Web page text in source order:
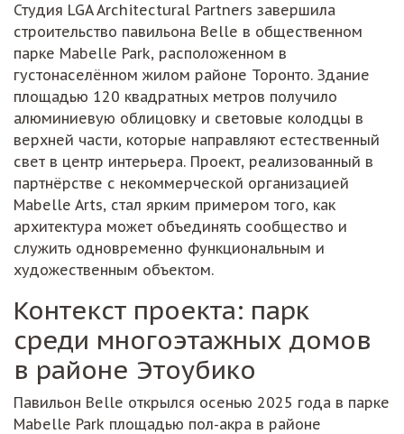
Студия LGA Architectural Partners завершила
строительство павильона Belle в общественном
парке Mabelle Park, расположенном в
густонаселённом жилом районе Торонто. Здание
площадью 120 квадратных метров получило
алюминиевую облицовку и световые колодцы в
верхней части, которые направляют естественный
свет в центр интерьера. Проект, реализованный в
партнёрстве с некоммерческой организацией
Mabelle Arts, стал ярким примером того, как
архитектура может объединять сообщество и
служить одновременно функциональным и
художественным объектом.
Контекст проекта: парк
среди многоэтажных домов
в районе Этоубико
Павильон Belle открылся осенью 2025 года в парке
Mabelle Park площадью пол-акра в районе